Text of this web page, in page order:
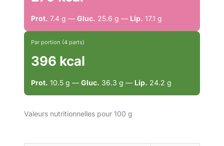
Prot. 7.4 g — Gluc. 25.6 g — Lip. 17.1 g
Par portion (4 parts)
396 kcal
Prot. 10.5 g — Gluc. 36.3 g — Lip. 24.2 g
Valeurs nutritionnelles pour 100 g